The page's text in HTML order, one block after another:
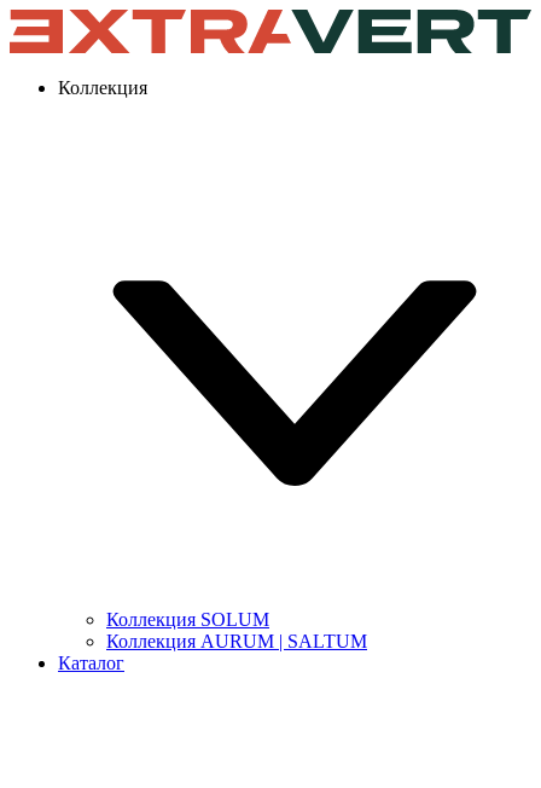
Коллекция
Коллекция SOLUM
Коллекция AURUM | SALTUM
Каталог